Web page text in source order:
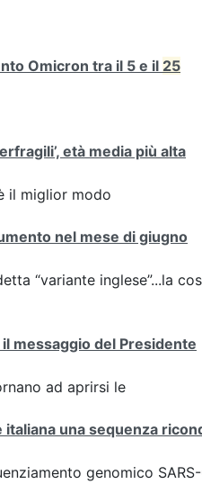
Omicron tra il 5 e il 25
età media più alta
il miglior modo
nel mese di giugno
“variante inglese”...la
il messaggio del Presidente
ad aprirsi le
una sequenza
genomico